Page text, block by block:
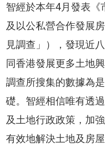
智經於本年4月發表
及以公私營合作發展
見調查」），發現近
同香港發展更多土地
調查所搜集的數據為
礎。智經相信唯有透
及土地行政政策，加
有效地解決土地及房屋